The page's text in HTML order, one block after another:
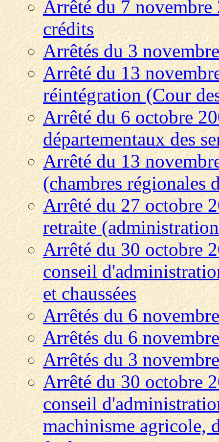
Arrêté du 7
crédits
Arrêtés du 3
Arrêté du 13
réintégration (Cour
Arrêté du 6 octobre
départementaux des
Arrêté du 13
(chambres régionales
Arrêté du 27 octobre
retraite
Arrêté du 30 octobre
conseil
et chaussées
Arrêtés du 6
Arrêtés du 6
Arrêtés du 3
Arrêté du 30 octobre
conseil
machinisme agricole,